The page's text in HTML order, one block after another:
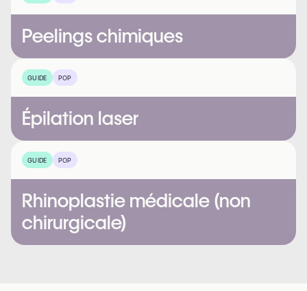
Peelings chimiques
GUIDE POP
Épilation laser
GUIDE POP
Rhinoplastie médicale (non
chirurgicale)